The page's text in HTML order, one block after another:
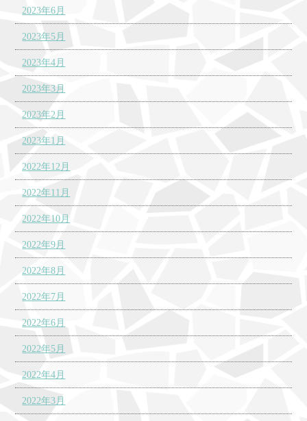
2023年6月
2023年5月
2023年4月
2023年3月
2023年2月
2023年1月
2022年12月
2022年11月
2022年10月
2022年9月
2022年8月
2022年7月
2022年6月
2022年5月
2022年4月
2022年3月